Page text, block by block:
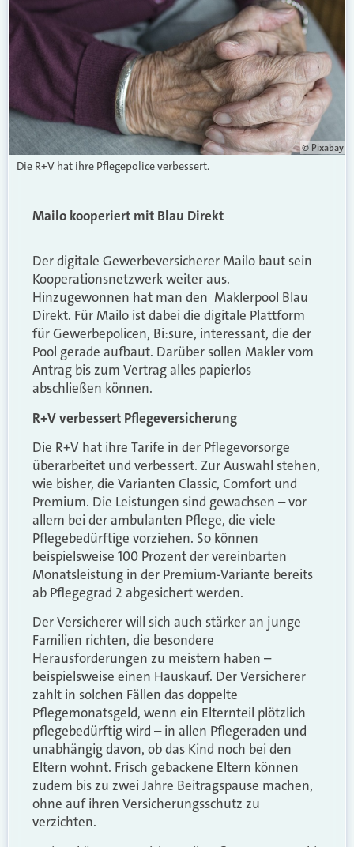
© Pixabay
Die R+V hat ihre Pflegepolice verbessert.
Mailo kooperiert mit Blau Direkt
Der digitale Gewerbeversicherer Mailo baut sein
Kooperationsnetzwerk weiter aus.
Hinzugewonnen hat man den Maklerpool Blau
Direkt. Für Mailo ist dabei die digitale Plattform
für Gewerbepolicen, Bi:sure, interessant, die der
Pool gerade aufbaut. Darüber sollen Makler vom
Antrag bis zum Vertrag alles papierlos
abschließen können.
R+V verbessert Pflegeversicherung
Die R+V hat ihre Tarife in der Pflegevorsorge
überarbeitet und verbessert. Zur Auswahl stehen,
wie bisher, die Varianten Classic, Comfort und
Premium. Die Leistungen sind gewachsen – vor
allem bei der ambulanten Pflege, die viele
Pflegebedürftige vorziehen. So können
beispielsweise 100 Prozent der vereinbarten
Monatsleistung in der Premium-Variante bereits
ab Pflegegrad 2 abgesichert werden.
Der Versicherer will sich auch stärker an junge
Familien richten, die besondere
Herausforderungen zu meistern haben –
beispielsweise einen Hauskauf. Der Versicherer
zahlt in solchen Fällen das doppelte
Pflegemonatsgeld, wenn ein Elternteil plötzlich
pflegebedürftig wird – in allen Pflegeraden und
unabhängig davon, ob das Kind noch bei den
Eltern wohnt. Frisch gebackene Eltern können
zudem bis zu zwei Jahre Beitragspause machen,
ohne auf ihren Versicherungsschutz zu
verzichten.